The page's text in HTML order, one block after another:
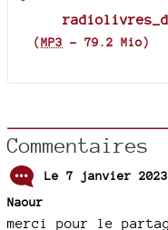
(MP3 - 79.2 Mio)
Commentaires
Le 7 janvier
Naour
merci pour le